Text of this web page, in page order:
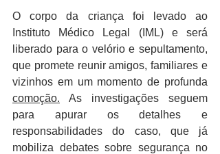
O corpo da criança foi levado ao
Instituto Médico Legal (IML) e será
liberado para o velório e sepultamento,
que promete reunir amigos, familiares e
comoção. As investigações seguem
para apurar os detalhes e
responsabilidades do caso, que já
mobiliza debates sobre segurança no